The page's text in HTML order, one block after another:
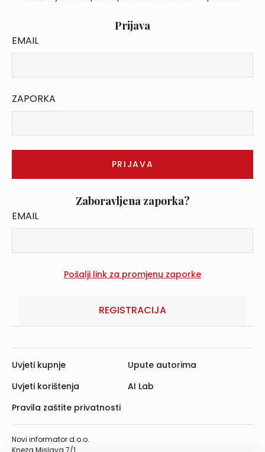
Prijava
EMAIL
ZAPORKA
Zaboravljena zaporka?
EMAIL
REGISTRACIJA
Novi informator d.o.o.
Kneza Mislava 7/1
Uvjeti kupnje
Uvjeti korištenja
Pravila zaštite privatnosti
Upute autorima
AI Lab